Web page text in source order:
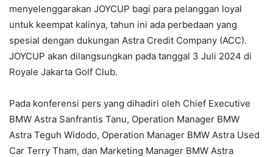
menyelenggarakan JOYCUP bagi para pelanggan loyal
untuk keempat kalinya, tahun ini ada perbedaan yang
spesial dengan dukungan Astra Credit Company (ACC).
JOYCUP akan dilangsungkan pada tanggal 3 Juli 2024 di
Royale Jakarta Golf Club.
Pada konferensi pers yang dihadiri oleh Chief Executive
BMW Astra Sanfrantis Tanu, Operation Manager BMW
Astra Teguh Widodo, Operation Manager BMW Astra Used
Car Terry Tham, dan Marketing Manager BMW Astra